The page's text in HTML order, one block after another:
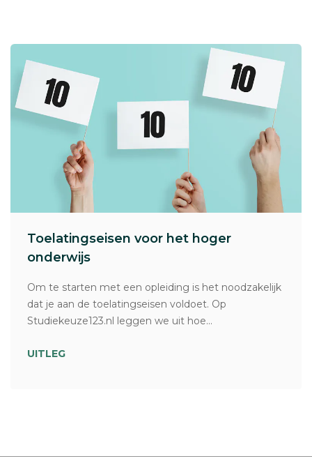
Toelatingseisen voor het hoger
onderwijs
Om te starten met een opleiding is het noodzakelijk
dat je aan de toelatingseisen voldoet. Op
Studiekeuze123.nl leggen we uit hoe...
UITLEG